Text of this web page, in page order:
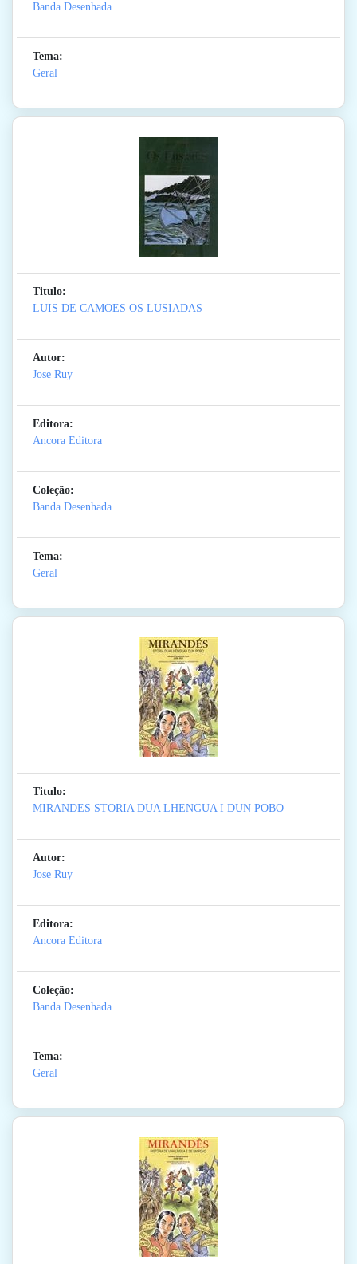
Banda Desenhada
Tema:
Geral
Titulo:
LUIS DE CAMOES OS LUSIADAS
Autor:
Jose Ruy
Editora:
Ancora Editora
Coleção:
Banda Desenhada
Tema:
Geral
Titulo:
MIRANDES STORIA DUA LHENGUA I DUN POBO
Autor:
Jose Ruy
Editora:
Ancora Editora
Coleção:
Banda Desenhada
Tema:
Geral